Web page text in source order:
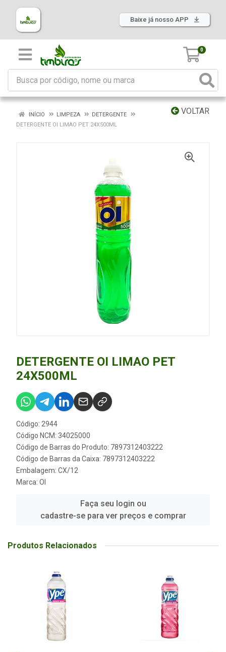
Baixe já nosso APP
0
VOLTAR
INÍCIO LIMPEZA
DETERGENTE
DETERGENTE OI LIMAO PET 24X500ML
DETERGENTE OI LIMAO PET
24X500ML
Código: 2944
Código NCM: 34025000
Código de Barras do Produto: 7897312403222
Código de Barras da Caixa: 7897312403222
Embalagem: CX/12
Marca: OI
Faça seu login ou
cadastre-se para ver preços e comprar
Produtos Relacionados